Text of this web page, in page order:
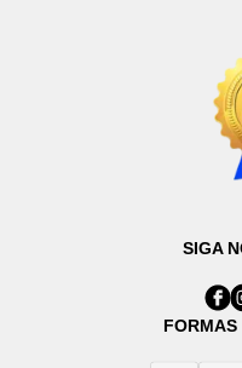
SIGA
FORMAS